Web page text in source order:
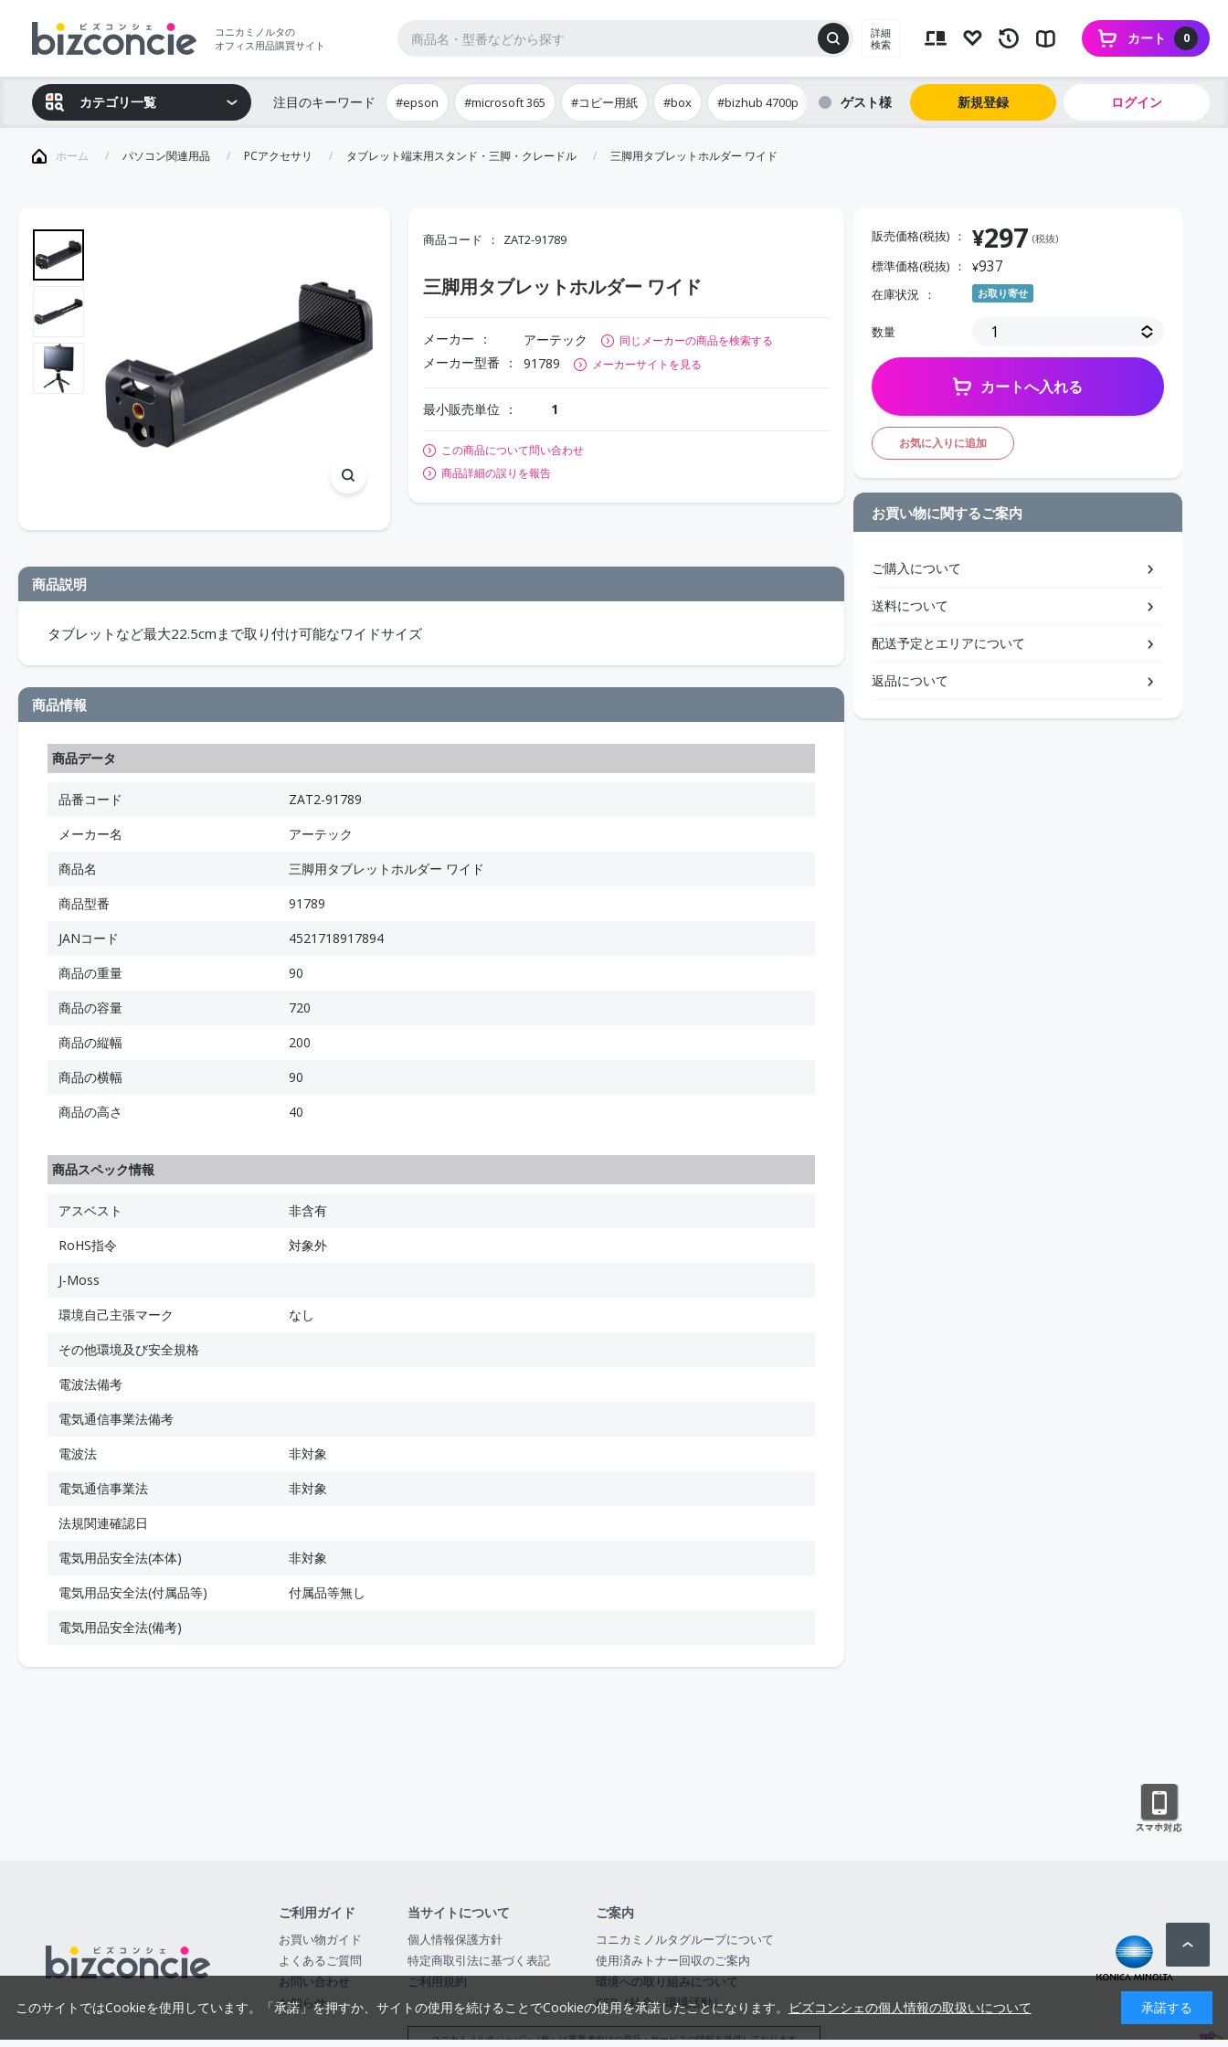
コニカミノルタの
オフィス用品購買サイト
詳細
検索
0
カート
カテゴリ一覧 注目のキーワード #epson #microsoft 365 #コピー用紙 #box #bizhub 4700p ゲスト 新規登録 ログイン
ホーム パソコン関連用品 PCアクセサリ タブレット端末用スタンド・三脚・クレードル 三脚用タブレットホルダー ワイド
商品コード ZAT2-91789
三脚用タブレットホルダー ワイド
メーカー アーテック 同じメーカーの商品を検索する
メーカー型番 91789 メーカーサイトを見る
最小販売単位 1
この商品について問い合わせ
商品詳細の誤りを報告
商品説明
タブレットなど最大22.5cmまで取り付け可能なワイドサイズ
商品情報
商品データ
品番コード
ZAT2-91789
メーカー名
アーテック
商品名
三脚用タブレットホルダー ワイド
商品型番
91789
JANコード
4521718917894
商品の重量
90
商品の容量
720
商品の縦幅
200
商品の横幅
90
商品の高さ
40
商品スペック情報
アスベスト
非含有
RoHS指令
対象外
J-Moss
環境自己主張マーク
なし
その他環境及び安全規格
電波法備考
電気通信事業法備考
電波法
非対象
電気通信事業法
非対象
法規関連確認日
電気用品安全法(本体)
非対象
電気用品安全法(付属品等)
付属品等無し
電気用品安全法(備考)
販売価格(税抜) ¥297 (税抜)
標準価格(税抜) ¥937
在庫状況 お取り寄せ
数量
カートへ入れる
お気に入りに追加
お買い物に関するご案内
ご購入について
送料について
配送予定とエリアについて
返品について
ご利用ガイド
お買い物ガイド
よくあるご質問
お問い合わせ
お知らせ
当サイトについて
個人情報保護方針
特定商取引法に基づく表記
ご利用規約
ご案内
コニカミノルタグループについて
使用済みトナー回収のご案内
環境への取り組みについて
CSR（社会・環境活動）
コニカミノルタジャパン（株）は事業者向けの商品・サービスの情報を提供しております
このサイトではCookieを使用しています。「承諾」を押すか、サイトの使用を続けることでCookieの使用を承諾したことになります。 ビズコンシェの個人情報の取扱いについて 承諾する